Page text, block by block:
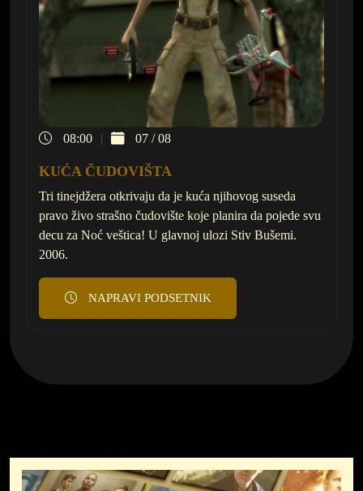
08:00 07 / 08
KUĆA ČUDOVIŠTA
Tri tinejdžera otkrivaju da je kuća njihovog suseda
pravo živo strašno čudovište koje planira da pojede svu
decu za Noć veštica! U glavnoj ulozi Stiv Bušemi.
2006.
NAPRAVI PODSETNIK